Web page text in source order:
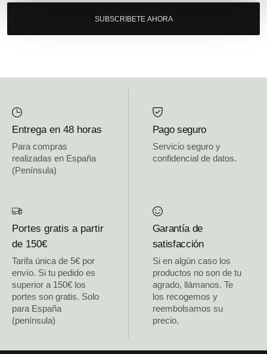
SUBSCRIBETE AHORA
Entrega en 48 horas
Para compras
realizadas en España
(Península)
Pago seguro
Servicio seguro y
confidencial de datos.
Portes gratis a partir
de 150€
Tarifa única de 5€ por
envío. Si tu pedido es
superior a 150€ los
portes son gratis. Solo
para España
(península)
Garantía de
satisfacción
Si en algún caso los
productos no son de tu
agrado, llámanos. Te
los recogemos y
reembolsamos su
precio.